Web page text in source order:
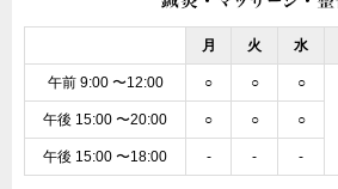
月 火 水
午前 9:00 〜12:00 ○ ○ ○
午後 15:00 〜20:00 ○ ○ ○
午後 15:00 〜18:00 - - -